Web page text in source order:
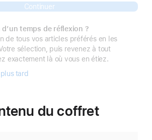
Continuer
temps de réflexion ?
de tous vos articles préférés en les
sélection, puis revenez à tout
exactement là où vous en étiez.
tard
du coffret